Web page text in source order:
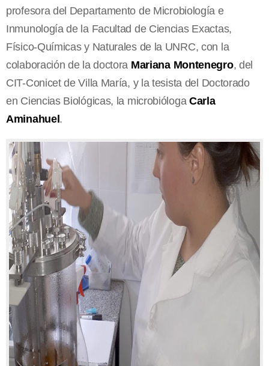
profesora del Departamento de Microbiología e
Inmunología de la Facultad de Ciencias Exactas,
Físico-Químicas y Naturales de la UNRC, con la
colaboración de la doctora Mariana Montenegro, del
CIT-Conicet de Villa María, y la tesista del Doctorado
en Ciencias Biológicas, la microbióloga Carla
Aminahuel.